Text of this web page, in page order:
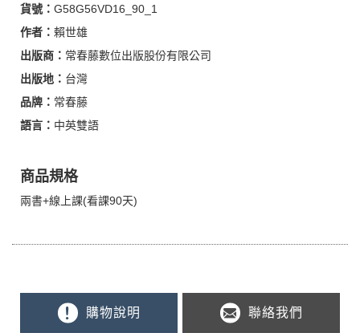
貨號： G58G56VD16_90_1
作者： 賴世雄
出版商： 常春藤數位出版股份有限公司
出版地： 台灣
品牌： 常春藤
語言： 中英雙語
商品規格
兩書+線上課(看課90天)
購物說明 聯絡我們